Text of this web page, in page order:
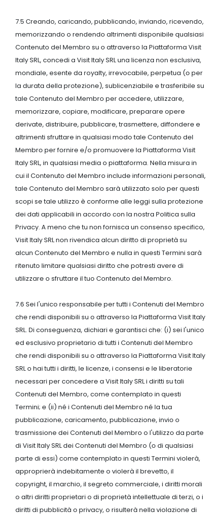
7.5 Creando, caricando, pubblicando, inviando, ricevendo,
memorizzando o rendendo altrimenti disponibile qualsiasi
Contenuto del Membro su o attraverso la Piattaforma Visit
Italy SRL, concedi a Visit Italy SRL una licenza non esclusiva,
mondiale, esente da royalty, irrevocabile, perpetua (o per
la durata della protezione), sublicenziabile e trasferibile su
tale Contenuto del Membro per accedere, utilizzare,
memorizzare, copiare, modificare, preparare opere
derivate, distribuire, pubblicare, trasmettere, diffondere e
altrimenti sfruttare in qualsiasi modo tale Contenuto del
Membro per fornire e/o promuovere la Piattaforma Visit
Italy SRL, in qualsiasi media o piattaforma. Nella misura in
cui il Contenuto del Membro include informazioni personali,
tale Contenuto del Membro sarà utilizzato solo per questi
scopi se tale utilizzo è conforme alle leggi sulla protezione
dei dati applicabili in accordo con la nostra Politica sulla
Privacy. A meno che tu non fornisca un consenso specifico,
Visit Italy SRL non rivendica alcun diritto di proprietà su
alcun Contenuto del Membro e nulla in questi Termini sarà
ritenuto limitare qualsiasi diritto che potresti avere di
utilizzare o sfruttare il tuo Contenuto del Membro.
7.6 Sei l'unico responsabile per tutti i Contenuti del Membro
che rendi disponibili su o attraverso la Piattaforma Visit Italy
SRL. Di conseguenza, dichiari e garantisci che: (i) sei l'unico
ed esclusivo proprietario di tutti i Contenuti del Membro
che rendi disponibili su o attraverso la Piattaforma Visit Italy
SRL o hai tutti i diritti, le licenze, i consensi e le liberatorie
necessari per concedere a Visit Italy SRL i diritti su tali
Contenuti del Membro, come contemplato in questi
Termini; e (ii) né i Contenuti del Membro né la tua
pubblicazione, caricamento, pubblicazione, invio o
trasmissione dei Contenuti del Membro o l'utilizzo da parte
di Visit Italy SRL dei Contenuti del Membro (o di qualsiasi
parte di essi) come contemplato in questi Termini violerà,
approprierà indebitamente o violerà il brevetto, il
copyright, il marchio, il segreto commerciale, i diritti morali
o altri diritti proprietari o di proprietà intellettuale di terzi, o i
diritti di pubblicità o privacy, o risulterà nella violazione di